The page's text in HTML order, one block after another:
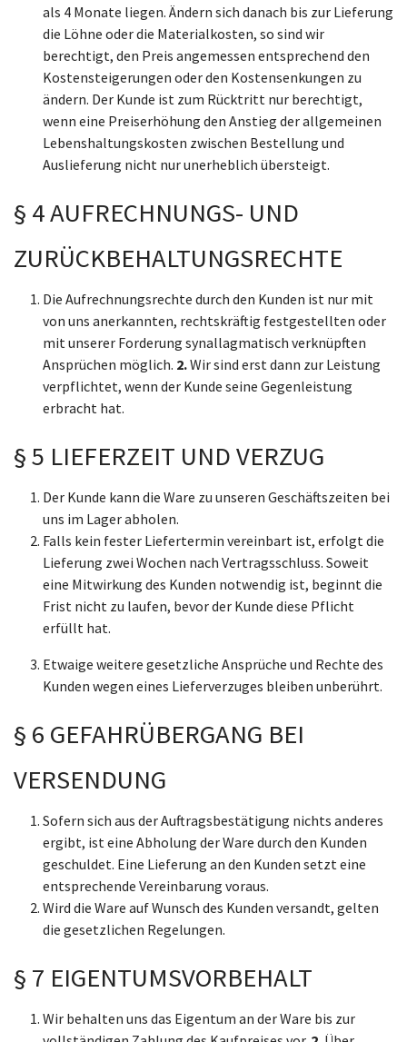
als 4 Monate liegen. Ändern sich danach bis zur Lieferung
die Löhne oder die Materialkosten, so sind wir
berechtigt, den Preis angemessen entsprechend den
Kostensteigerungen oder den Kostensenkungen zu
ändern. Der Kunde ist zum Rücktritt nur berechtigt,
wenn eine Preiserhöhung den Anstieg der allgemeinen
Lebenshaltungskosten zwischen Bestellung und
Auslieferung nicht nur unerheblich übersteigt.
§ 4 AUFRECHNUNGS- UND
ZURÜCKBEHALTUNGSRECHTE
Die Aufrechnungsrechte durch den Kunden ist nur mit
von uns anerkannten, rechtskräftig festgestellten oder
mit unserer Forderung synallagmatisch verknüpften
Ansprüchen möglich. 2.Wir sind erst dann zur Leistung
verpflichtet, wenn der Kunde seine Gegenleistung
erbracht hat.
§ 5 LIEFERZEIT UND VERZUG
Der Kunde kann die Ware zu unseren Geschäftszeiten bei
uns im Lager abholen.
Falls kein fester Liefertermin vereinbart ist, erfolgt die
Lieferung zwei Wochen nach Vertragsschluss. Soweit
eine Mitwirkung des Kunden notwendig ist, beginnt die
Frist nicht zu laufen, bevor der Kunde diese Pflicht
erfüllt hat.
Etwaige weitere gesetzliche Ansprüche und Rechte des
Kunden wegen eines Lieferverzuges bleiben unberührt.
§ 6 GEFAHRÜBERGANG BEI
VERSENDUNG
Sofern sich aus der Auftragsbestätigung nichts anderes
ergibt, ist eine Abholung der Ware durch den Kunden
geschuldet. Eine Lieferung an den Kunden setzt eine
entsprechende Vereinbarung voraus.
Wird die Ware auf Wunsch des Kunden versandt, gelten
die gesetzlichen Regelungen.
§ 7 EIGENTUMSVORBEHALT
Wir behalten uns das Eigentum an der Ware bis zur